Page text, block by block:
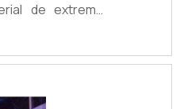
de extrema
esse painel
traseiro, que
e uma